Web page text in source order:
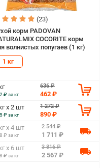
(23)
корм PADOVAN
COCORITE корм
волнистых попугаев (1 кг)
1 кг
₽ за кг
636 ₽
462 ₽
х 2 шт
₽ за кг
1 272 ₽
890 ₽
х 4 шт
₽ за кг
2 544 ₽
1 711 ₽
х 6 шт
₽ за кг
3 816 ₽
2 567 ₽